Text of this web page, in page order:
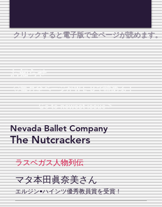
クリックすると電子版で全ページが読めます。
お知らせ
◇毎月全ページがＷＥＢで読める！
Ｇo to newest issue >
Nevada Ballet Company
The Nutcrackers
ラスベガス人物列伝
マタ本田眞奈美さん
​エルジン•ハインツ優秀教員賞を受賞！